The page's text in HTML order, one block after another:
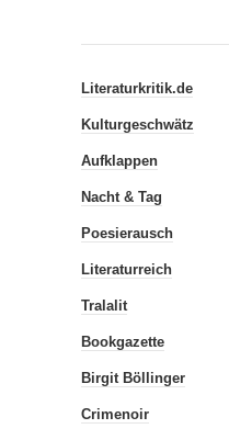
Literaturkritik.de
Kulturgeschwätz
Aufklappen
Nacht & Tag
Poesierausch
Literaturreich
Tralalit
Bookgazette
Birgit Böllinger
Crimenoir